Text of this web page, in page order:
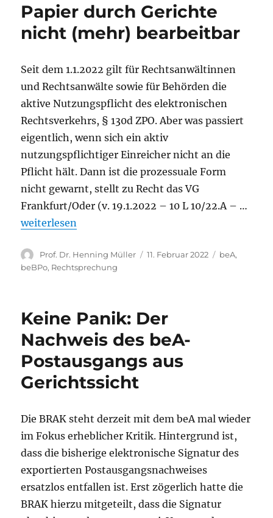
Papier durch Gerichte
nicht (mehr) bearbeitbar
Seit dem 1.1.2022 gilt für Rechtsanwältinnen
und Rechtsanwälte sowie für Behörden die
aktive Nutzungspflicht des elektronischen
Rechtsverkehrs, § 130d ZPO. Aber was passiert
eigentlich, wenn sich ein aktiv
nutzungspflichtiger Einreicher nicht an die
Pflicht hält. Dann ist die prozessuale Form
nicht gewarnt, stellt zu Recht das VG
Frankfurt/Oder (v. 19.1.2022 – 10 L 10/22.A – …
„Papier durch Gerichte nicht (mehr) bearbeitbar“
weiterlesen
Autor
Prof. Dr. Henning Müller
Veröffentlicht
11. Februar 2022 Kategorien
beA,
beBPo, Rechtsprechung
Keine Panik: Der
Nachweis des beA-
Postausgangs aus
Gerichtssicht
Die BRAK steht derzeit mit dem beA mal wieder
im Fokus erheblicher Kritik. Hintergrund ist,
dass die bisherige elektronische Signatur des
exportierten Postausgangsnachweises
ersatzlos entfallen ist. Erst zögerlich hatte die
BRAK hierzu mitgeteilt, dass die Signatur